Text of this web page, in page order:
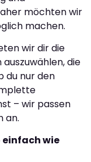
möchten wir
machen.
wir dir die
die
du nur den
– wir passen
an.
einfach wie